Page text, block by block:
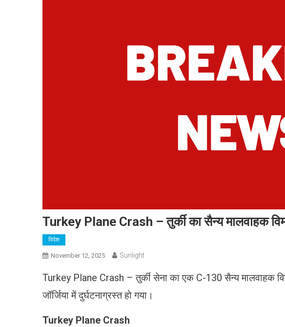
Turkey Plane Crash – तुर्की का सैन्य मालवाहक
विदेश
November 12, 2025 Sunlight
Turkey Plane Crash – तुर्की सेना का एक C-130 सैन्य मालवाहक
जॉर्जिया में दुर्घटनाग्रस्त हो गया।
Turkey Plane Crash